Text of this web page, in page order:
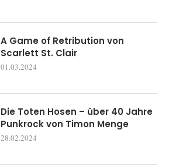
A Game of Retribution von
Scarlett St. Clair
01.03.2024
Die Toten Hosen – über 40 Jahre
Punkrock von Timon Menge
28.02.2024